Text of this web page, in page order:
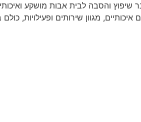
והסבה לבית אבות מושקע
מגוון שירותים ופעילויות,